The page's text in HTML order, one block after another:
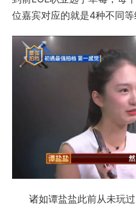
位嘉宾对应的就是4种不同等
诸如谭盐盐此前从未玩